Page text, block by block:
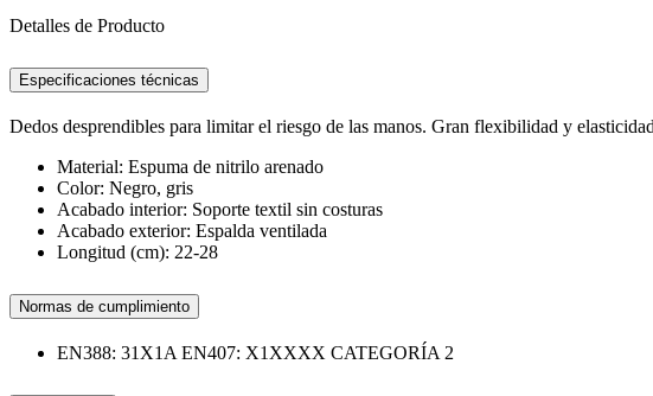
Detalles de Producto
Especificaciones técnicas
Dedos desprendibles para limitar el riesgo de las manos. Gran flexibilidad y
Material: Espuma de nitrilo arenado
Color: Negro, gris
Acabado interior: Soporte textil sin costuras
Acabado exterior: Espalda ventilada
Longitud (cm): 22-28
Normas de cumplimiento
EN388: 31X1A EN407: X1XXXX CATEGORÍA 2